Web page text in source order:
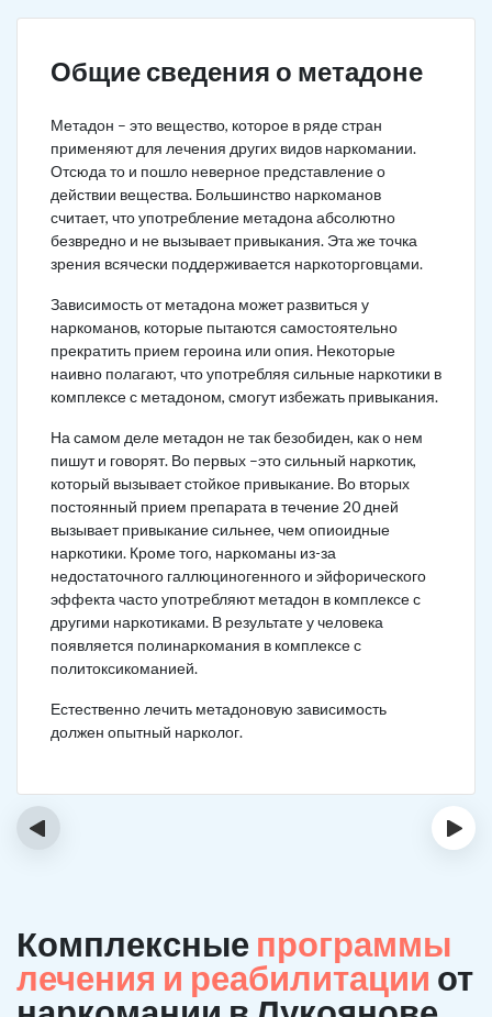
Общие сведения о метадоне
Метадон – это вещество, которое в ряде стран
применяют для лечения других видов наркомании.
Отсюда то и пошло неверное представление о
действии вещества. Большинство наркоманов
считает, что употребление метадона абсолютно
безвредно и не вызывает привыкания. Эта же точка
зрения всячески поддерживается наркоторговцами.
Зависимость от метадона может развиться у
наркоманов, которые пытаются самостоятельно
прекратить прием героина или опия. Некоторые
наивно полагают, что употребляя сильные наркотики в
комплексе с метадоном, смогут избежать привыкания.
На самом деле метадон не так безобиден, как о нем
пишут и говорят. Во первых –это сильный наркотик,
который вызывает стойкое привыкание. Во вторых
постоянный прием препарата в течение 20 дней
вызывает привыкание сильнее, чем опиоидные
наркотики. Кроме того, наркоманы из-за
недостаточного галлюциногенного и эйфорического
эффекта часто употребляют метадон в комплексе с
другими наркотиками. В результате у человека
появляется полинаркомания в комплексе с
политоксикоманией.
Естественно лечить метадоновую зависимость
должен опытный нарколог.
‹ ›
Комплексные программы
лечения и реабилитации от